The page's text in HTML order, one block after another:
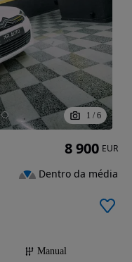
1 / 6
Manual
8 900 EUR
Dentro da média